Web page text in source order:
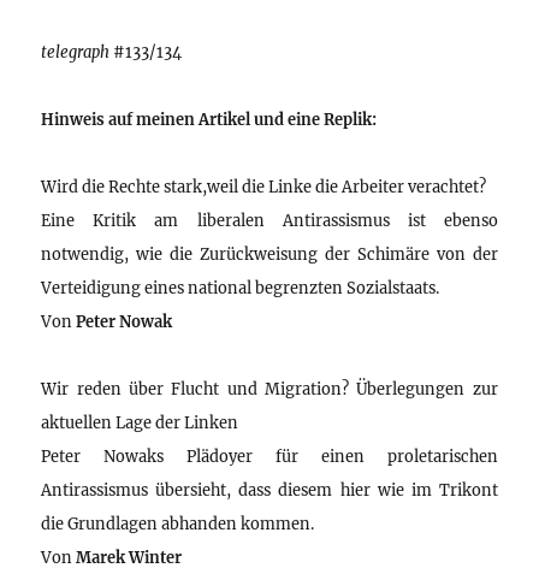
telegraph #133/134
Hinweis auf meinen Artikel und eine Replik:
Wird die Rechte stark,weil die Linke die Arbeiter verachtet?
Eine Kritik am liberalen Antirassismus ist ebenso
notwendig, wie die Zurückweisung der Schimäre von der
Verteidigung eines national begrenzten Sozialstaats.
VonPeter Nowak
Wir reden über Flucht und Migration? Überlegungen zur
aktuellen Lage der Linken
Peter Nowaks Plädoyer für einen proletarischen
Antirassismus übersieht, dass diesem hier wie im Trikont
die Grundlagen abhanden kommen.
VonMarek Winter